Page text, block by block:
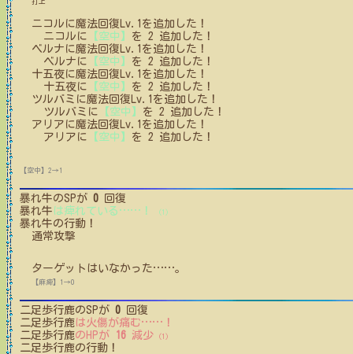
ニコル に魔法回復Lv.1 を追加した！
ニコル に 【空中】 を 2 追加した！
ベルナ に魔法回復Lv.1 を追加した！
ベルナ に 【空中】 を 2 追加した！
十五夜に魔法回復Lv.1 を追加した！
十五夜に 【空中】 を 2 追加した！
ツルバミ に魔法回復Lv.1 を追加した！
ツルバミ に 【空中】 を 2 追加した！
アリア に魔法回復Lv.1 を追加した！
アリア に 【空中】 を 2 追加した！
【空中】2→1
暴れ牛のSPが 0 回復
暴れ牛 は痺れている …… ！ (1)
暴れ牛の行動！
通常攻撃
ターゲットはいなかった……。
【麻痺】1→0
二足歩行鹿のSPが 0 回復
二足歩行鹿 は火傷が痛む…… ！
二足歩行鹿のHPが 16 減少 (1)
二足歩行鹿の行動！